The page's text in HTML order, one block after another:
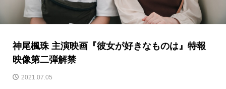
神尾楓珠 主演映画『彼女が好きなものは』特報
映像第二弾解禁
2021.07.05